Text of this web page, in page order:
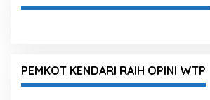
PEMKOT KENDARI RAIH OPINI WTP